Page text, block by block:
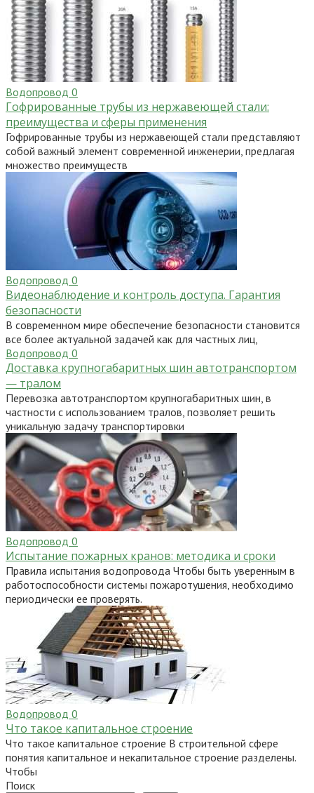
Водопровод 0
Гофрированные трубы из нержавеющей стали:
преимущества и сферы применения
Гофрированные трубы из нержавеющей стали представляют
собой важный элемент современной инженерии, предлагая
множество преимуществ
Водопровод 0
Видеонаблюдение и контроль доступа. Гарантия
безопасности
В современном мире обеспечение безопасности становится
все более актуальной задачей как для частных лиц,
Водопровод 0
Доставка крупногабаритных шин автотранспортом
— тралом
Перевозка автотранспортом крупногабаритных шин, в
частности с использованием тралов, позволяет решить
уникальную задачу транспортировки
Водопровод 0
Испытание пожарных кранов: методика и сроки
Правила испытания водопровода Чтобы быть уверенным в
работоспособности системы пожаротушения, необходимо
периодически ее проверять.
Водопровод 0
Что такое капитальное строение
Что такое капитальное строение В строительной сфере
понятия капитальное и некапитальное строение разделены.
Чтобы
Поиск